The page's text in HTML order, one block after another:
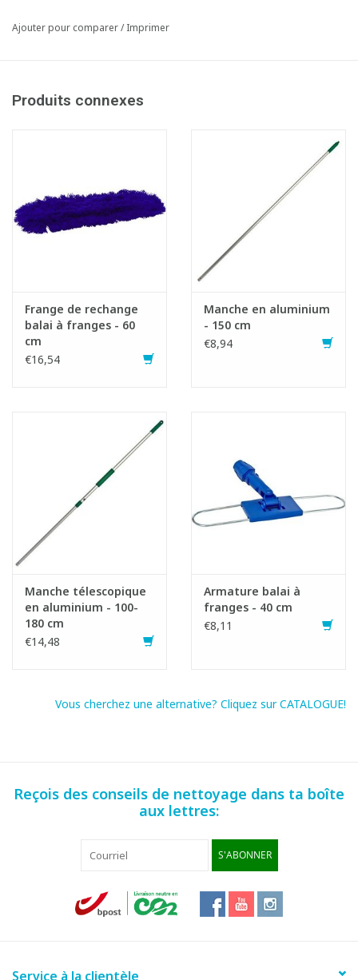
Fiche produit
Ajouter pour comparer/Imprimer
Produits connexes
Frange de rechange
balai à franges - 60
cm
€16,54
Manche en aluminium
- 150 cm
€8,94
Manche télescopique
en aluminium - 100-
180 cm
€14,48
Armature balai à
franges - 40 cm
€8,11
Vous cherchez une alternative? Cliquez sur CATALOGUE!
Reçois des conseils de nettoyage dans ta boîte
aux lettres:
S'ABONNER
Service à la clientèle